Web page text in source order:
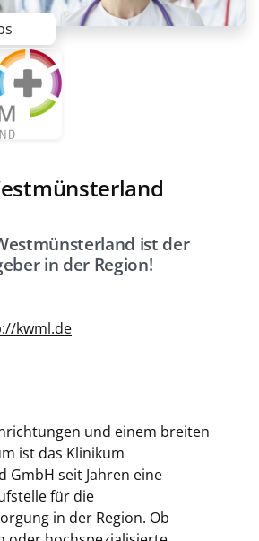
ist der
in der Region!
kwml.de
und einem breiten
ist das Klinikum
GmbH seit Jahren eine
für die
in der Region. Ob